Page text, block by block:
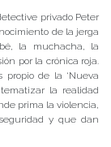
privado Peter
de la jerga
la muchacha, la
por la crónica roja.
propio de la ‘Nueva
la realidad
prima la violencia,
y que dan